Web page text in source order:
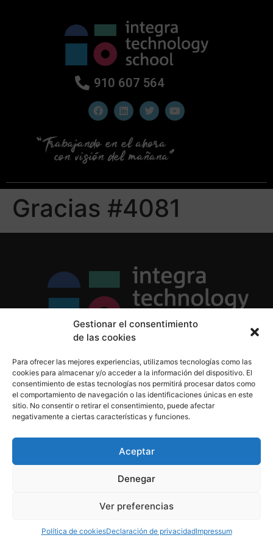
Gestionar el consentimiento
de las cookies
Para ofrecer las mejores experiencias, utilizamos tecnologías como las
cookies para almacenar y/o acceder a la información del dispositivo. El
consentimiento de estas tecnologías nos permitirá procesar datos como
el comportamiento de navegación o las identificaciones únicas en este
sitio. No consentir o retirar el consentimiento, puede afectar
negativamente a ciertas características y funciones.
Aceptar
Denegar
Ver preferencias
Política de cookiesDeclaración de privacidadImpressum
910 607 564
Gracias #4081
Política de Cookies
Aviso Legal
910 607 564
derechos reservados